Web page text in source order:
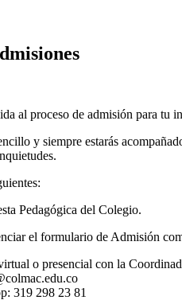
al proceso de admisión para
y siempre estarás
Pedagógica del Colegio.
el formulario de Admisión
o presencial con la
319 298 23 81